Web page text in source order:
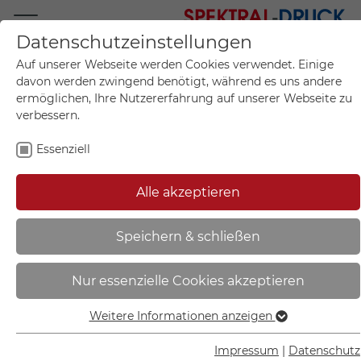
Mo.-Fr. 09:00-17:00
+49 (0)711 55 75 25
Mein Konto
Mein Warenkorb
Sie sind hier: Start
NEW AGE Türschild | zeitloses
Design in flacher Bauweise,
Acryglas mit schlichtem
Aluminiumrahmen - NA5004
Datenschutzeinstellungen
Auf unserer Webseite werden Cookies verwendet. Einige
davon werden zwingend benötigt, während es uns andere
ermöglichen, Ihre Nutzererfahrung auf unserer Webseite zu
verbessern.
Essenziell
Alle akzeptieren
Speichern & schließen
Nur essenzielle Cookies akzeptieren
Essenziell
Essenzielle Cookies werden für grundlegende Funktionen
Weitere Informationen anzeigen
Impressum Datenschutz